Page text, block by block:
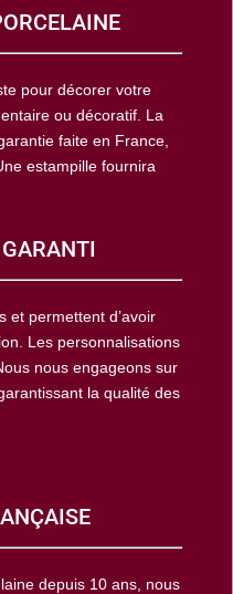
pour décorer votre
ou décoratif. La
faite en France,
estampille fournira
et permettent d’avoir
Les personnalisations
nous engageons sur
la qualité des
depuis 10 ans, nous